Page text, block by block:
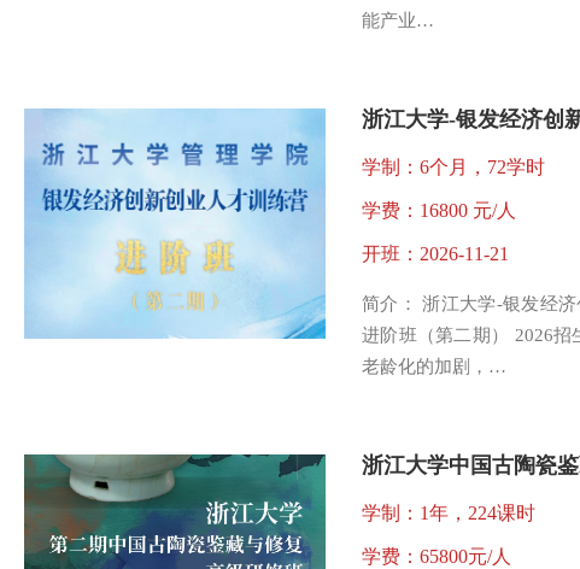
能产业…
学制：6个月，72学时
学费：16800 元/人
开班：2026-11-21
简介： 浙江大学-银发经
进阶班（第二期） 2026招
老龄化的加剧，…
学制：1年，224课时
学费：65800元/人